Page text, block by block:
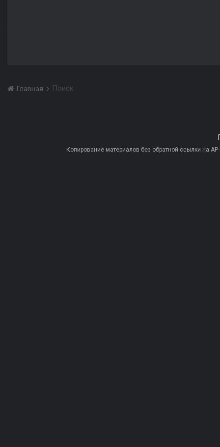
Главная Поиск
Копирование материалов без обратной ссылки на